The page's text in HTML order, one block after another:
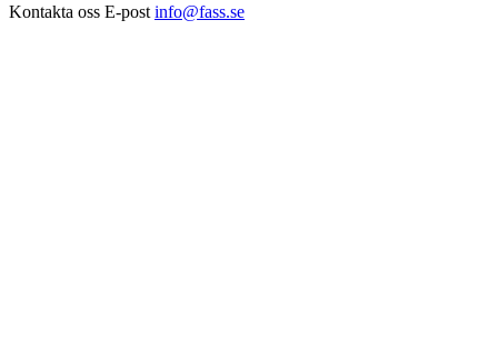
Kontakta oss E-post info@fass.se